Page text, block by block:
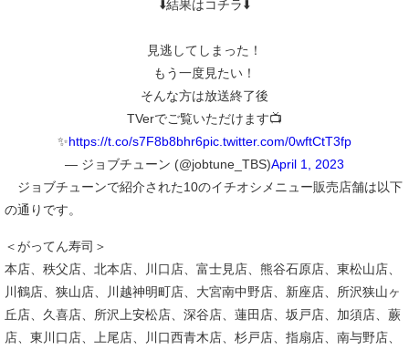
⬇️結果はコチラ⬇️
見逃してしまった！
もう一度見たい！
そんな方は放送終了後
TVerでご覧いただけます📺
✨https://t.co/s7F8b8bhr6pic.twitter.com/0wftCtT3fp
— ジョブチューン (@jobtune_TBS)April 1, 2023
ジョブチューンで紹介された10のイチオシメニュー販売店舗は以下
の通りです。
＜がってん寿司＞
本店、秩父店、北本店、川口店、富士見店、熊谷石原店、東松山店、
川鶴店、狭山店、川越神明町店、大宮南中野店、新座店、所沢狭山ヶ
丘店、久喜店、所沢上安松店、深谷店、蓮田店、坂戸店、加須店、蕨
店、東川口店、上尾店、川口西青木店、杉戸店、指扇店、南与野店、